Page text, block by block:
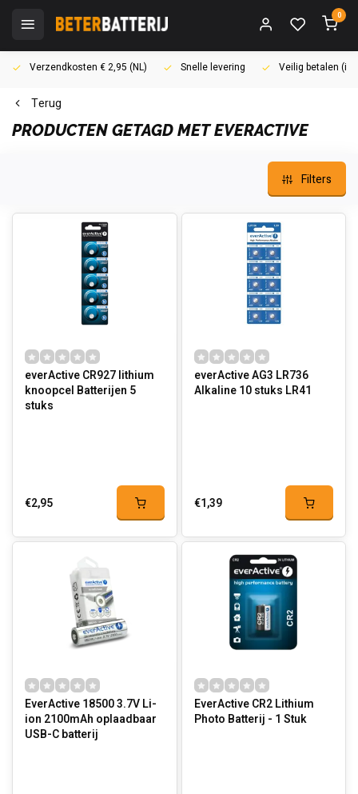
0
Verzendkosten € 2,95 (NL) Snelle levering Veilig betalen
Terug
PRODUCTEN GETAGD MET EVERACTIVE
Filters
everActive CR927 lithium
knoopcel Batterijen 5
stuks
€2,95
everActive AG3 LR736
Alkaline 10 stuks LR41
€1,39
EverActive 18500 3.7V Li-
ion 2100mAh oplaadbaar
USB-C batterij
EverActive CR2 Lithium
Photo Batterij - 1 Stuk